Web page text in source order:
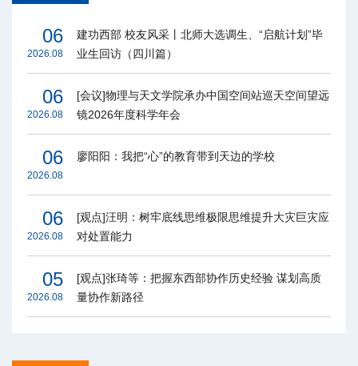
06
2026.08
建功西部 校友风采丨北师大选调生、“启航计划”毕
业生回访（四川篇）
06
2026.08
[会议]物理与天文学院承办中国空间站巡天空间望远
镜2026年度科学年会
06
2026.08
廖阳阳：我把“心”的教育带到天边的学校
06
2026.08
[观点]汪明：树牢底线思维极限思维提升大灾巨灾应
对处置能力
05
2026.08
[观点]张琦等：把握东西部协作历史经验 谋划高质
量协作新路径